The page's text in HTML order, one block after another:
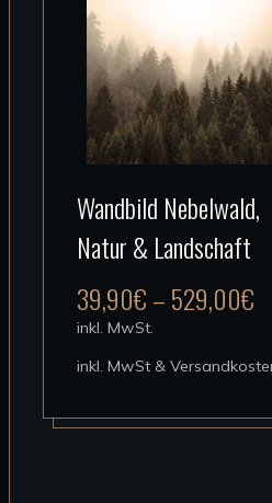
Produkt
weist
Varianten
Die
Wandbild Nebelwald,
Natur & Landschaft
39,90€–529,00€
inkl. MwSt.
inkl. MwSt &